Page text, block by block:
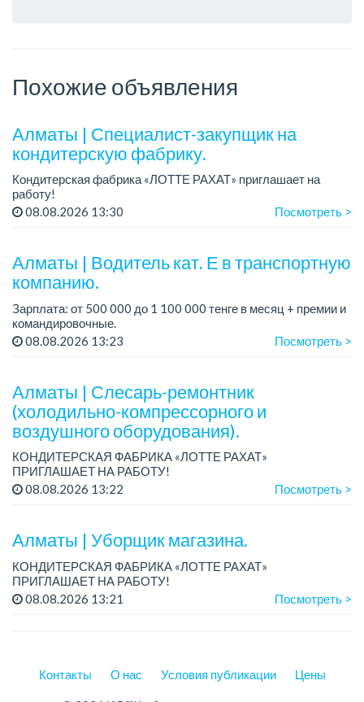
Похожие объявления
Алматы | Специалист-закупщик на
кондитерскую фабрику.
Кондитерская фабрика «ЛОТТЕ РАХАТ» приглашает на
работу!
Зарплата: до 275 000 тенге.
08.08.2026 13:30 Посмотреть >
Алматы | Водитель кат. Е в транспортную
компанию.
Зарплата: от 500 000 до 1 100 000 тенге в месяц + премии и
командировочные.
Условия: постоянная занятость, бонусы и премии за
качественную работу, комфортные условия, современный
08.08.2026 13:23 Посмотреть >
Алматы | Слесарь-ремонтник
(холодильно-компрессорного и
воздушного оборудования).
КОНДИТЕРСКАЯ ФАБРИКА «ЛОТТЕ РАХАТ»
ПРИГЛАШАЕТ НА РАБОТУ!
График работы: сменный.
08.08.2026 13:22 Посмотреть >
Алматы | Уборщик магазина.
КОНДИТЕРСКАЯ ФАБРИКА «ЛОТТЕ РАХАТ»
ПРИГЛАШАЕТ НА РАБОТУ!
График работы: сменный.
08.08.2026 13:21 Посмотреть >
Контакты О нас Условия публикации Цены